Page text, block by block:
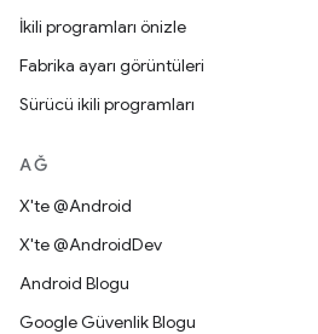
İkili programları önizle
Fabrika ayarı görüntüleri
Sürücü ikili programları
AĞ
X'te @Android
X'te @AndroidDev
Android Blogu
Google Güvenlik Blogu